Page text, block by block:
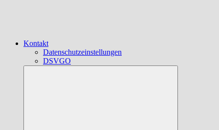
Kontakt
Datenschutzeinstellungen
DSVGO